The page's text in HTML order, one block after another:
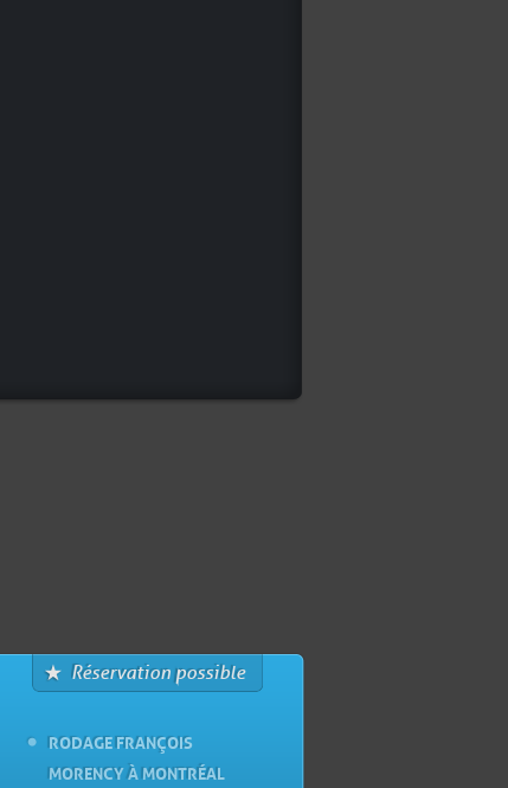
Réservation possible
RODAGE FRANÇOIS
MORENCY À MONTRÉAL